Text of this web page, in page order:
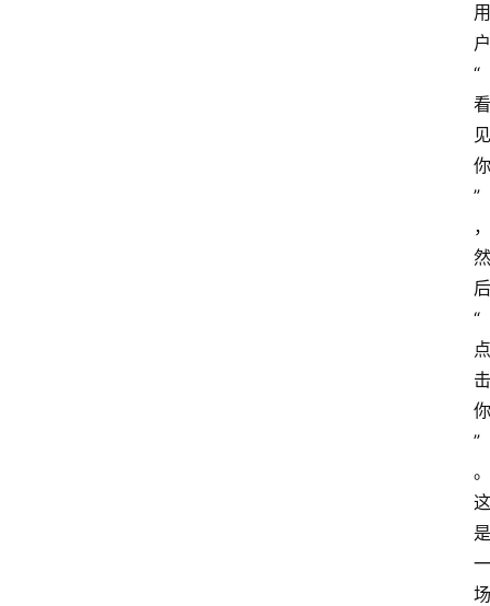
用
户
“
看
见
你
”
，
然
后
“
点
击
你
”
。
这
是
一
场